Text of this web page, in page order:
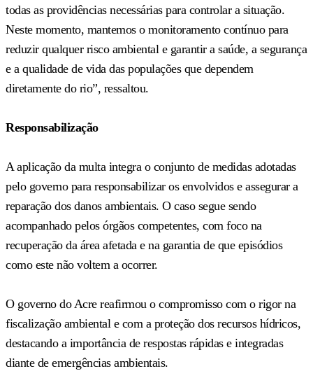
todas as providências necessárias para controlar a situação.
Neste momento, mantemos o monitoramento contínuo para
reduzir qualquer risco ambiental e garantir a saúde, a segurança
e a qualidade de vida das populações que dependem
diretamente do rio”, ressaltou.
Responsabilização
A aplicação da multa integra o conjunto de medidas adotadas
pelo governo para responsabilizar os envolvidos e assegurar a
reparação dos danos ambientais. O caso segue sendo
acompanhado pelos órgãos competentes, com foco na
recuperação da área afetada e na garantia de que episódios
como este não voltem a ocorrer.
O governo do Acre reafirmou o compromisso com o rigor na
fiscalização ambiental e com a proteção dos recursos hídricos,
destacando a importância de respostas rápidas e integradas
diante de emergências ambientais.